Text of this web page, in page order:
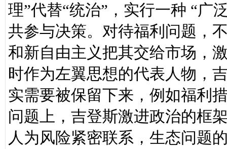
理”代替“统治”，实行一种 “广
共参与决策。对待福利问题，
和新自由主义把其交给市场，
时作为左翼思想的代表人物，
实需要被保留下来，例如福利
问题上，吉登斯激进政治的框
人为风险紧密联系，生态问题